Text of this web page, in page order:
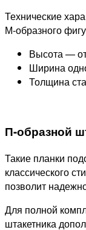
Технические
М-образного
Высота —
Ширина
Толщина
П-образной
Такие планки
классического
позволит
Для полной
штакетника